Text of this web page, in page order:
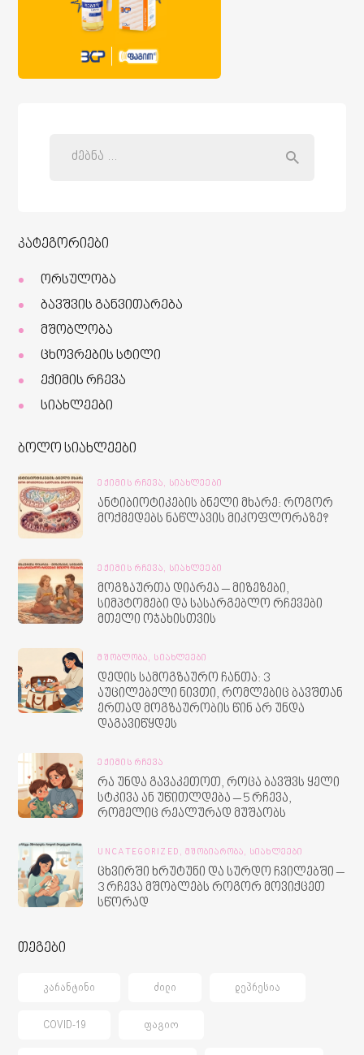
კატეგორიები
ორსულობა
ბავშვის განვითარება
მშობლობა
ცხოვრების სტილი
ექიმის რჩევა
სიახლეები
ბოლო სიახლეები
ᲔᲥᲘᲛᲘᲡ ᲠᲩᲔᲕᲐ, ᲡᲘᲐᲮᲚᲔᲔᲑᲘ
ანტიბიოტიკების ბნელი მხარე: როგორ
მოქმედებს ნაწლავის მიკოფლორაზე?
ᲔᲥᲘᲛᲘᲡ ᲠᲩᲔᲕᲐ, ᲡᲘᲐᲮᲚᲔᲔᲑᲘ
მოგზაურთა დიარეა – მიზეზები,
სიმპტომები და სასარგებლო რჩევები
მთელი ოჯახისთვის
ᲛᲨᲝᲑᲚᲝᲑᲐ, ᲡᲘᲐᲮᲚᲔᲔᲑᲘ
დედის სამოგზაურო ჩანთა: 3
აუცილებელი ნივთი, რომლებიც ბავშთან
ერთად მოგზაურობის წინ არ უნდა
დაგავიწყდეს
ᲔᲥᲘᲛᲘᲡ ᲠᲩᲔᲕᲐ
რა უნდა გავაკეთოთ, როცა ბავშვს ყელი
სტკივა ან უწითლდება – 5 რჩევა,
რომელიც რეალურად მუშაობს
UNCATEGORIZED, ᲛᲨᲝᲑᲘᲐᲠᲝᲑᲐ, ᲡᲘᲐᲮᲚᲔᲔᲑᲘ
ცხვირში ხრუტუნი და სურდო ჩვილებში –
3 რჩევა მშობლებს როგორ მოვიქცეთ
სწორად
თეგები
ᲙᲐᲠᲐᲜᲢᲘᲜᲘ ᲫᲘᲚᲘ ᲓᲔᲞᲠᲔᲡᲘᲐ
COVID-19 ᲤᲐᲒᲘᲝ